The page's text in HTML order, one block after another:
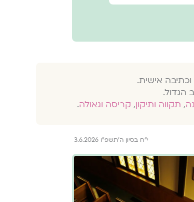
אישית.
הגדול.
, תקווה ותיקון, קריסה וגאולה.
י״ח בסיון ה׳תשפ״ו 3.6.2026